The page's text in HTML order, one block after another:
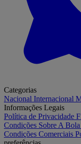
Categorias
Nacional Internacional
Informações Legais
Política de Privacidade
Condições Sobre A Bola
Condições Comerciais